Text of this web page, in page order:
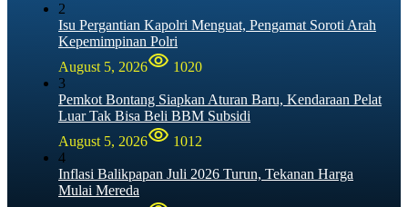
2
Isu Pergantian Kapolri Menguat, Pengamat Soroti Arah
Kepemimpinan Polri
August 5, 2026
1020
3
Pemkot Bontang Siapkan Aturan Baru, Kendaraan Pelat
Luar Tak Bisa Beli BBM Subsidi
August 5, 2026
1012
4
Inflasi Balikpapan Juli 2026 Turun, Tekanan Harga
Mulai Mereda